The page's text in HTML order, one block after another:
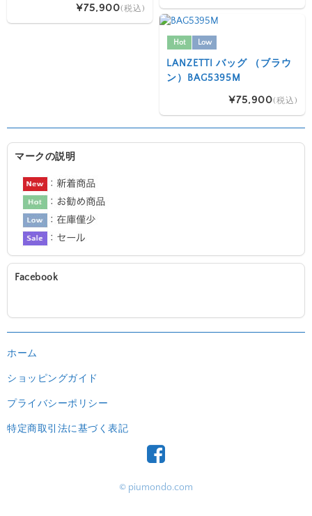
¥75,900(税込)
Hot Low
LANZETTI バッグ （ブラウ
ン）BAG5395M
¥75,900(税込)
マークの説明
Facebook
ホーム
ショッピングガイド
プライバシーポリシー
特定商取引法に基づく表記
© piumondo.com